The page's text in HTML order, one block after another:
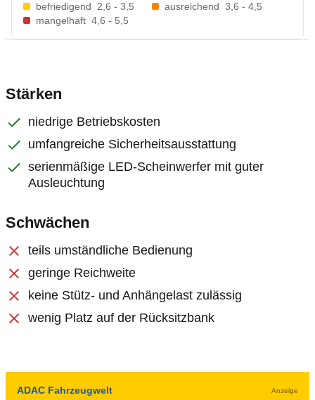
befriedigend
2,6 - 3,5 ausreichend 3,6 - 4,5
mangelhaft 4,6 - 5,5
Stärken
niedrige Betriebskosten
umfangreiche Sicherheitsausstattung
serienmäßige LED-Scheinwerfer mit guter
Ausleuchtung
Schwächen
teils umständliche Bedienung
geringe Reichweite
keine Stütz- und Anhängelast zulässig
wenig Platz auf der Rücksitzbank
ADAC Fahrzeugwelt Anzeige